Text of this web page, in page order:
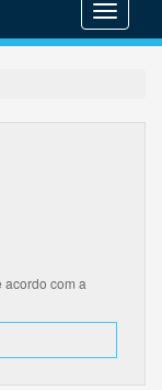
menu
com a